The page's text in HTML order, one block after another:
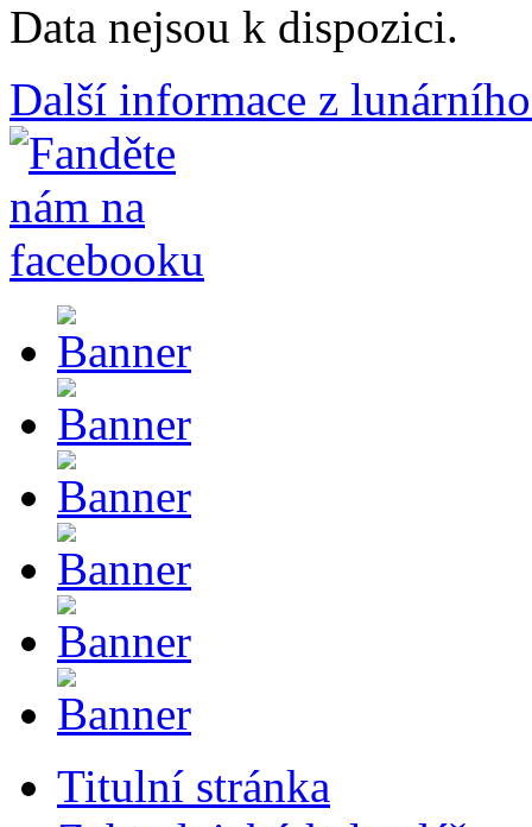
Data nejsou k dispozici.
Další informace z
Titulní stránka